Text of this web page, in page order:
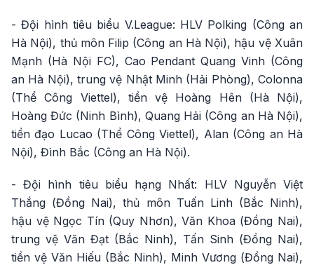
- Đội hình tiêu biểu V.League: HLV Polking (Công an
Hà Nội), thủ môn Filip (Công an Hà Nội), hậu vệ Xuân
Mạnh (Hà Nội FC), Cao Pendant Quang Vinh (Công
an Hà Nội), trung vệ Nhật Minh (Hải Phòng), Colonna
(Thể Công Viettel), tiền vệ Hoàng Hên (Hà Nội),
Hoàng Đức (Ninh Bình), Quang Hải (Công an Hà Nội),
tiền đạo Lucao (Thể Công Viettel), Alan (Công an Hà
Nội), Đình Bắc (Công an Hà Nội).
- Đội hình tiêu biểu hạng Nhất: HLV Nguyễn Việt
Thắng (Đồng Nai), thủ môn Tuấn Linh (Bắc Ninh),
hậu vệ Ngọc Tín (Quy Nhơn), Văn Khoa (Đồng Nai),
trung vệ Văn Đạt (Bắc Ninh), Tấn Sinh (Đồng Nai),
tiền vệ Văn Hiếu (Bắc Ninh), Minh Vương (Đồng Nai),